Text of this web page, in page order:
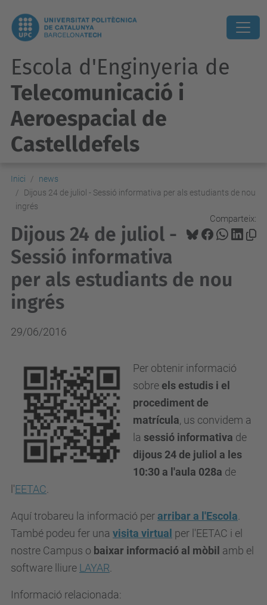
Escola d'Enginyeria de
Telecomunicació i
Aeroespacial de
Castelldefels
Inici
news
Dijous 24 de juliol - Sessió informativa per als estudiants de nou
ingrés
Comparteix:
Dijous 24 de juliol -
Sessió informativa
per als estudiants de nou
ingrés
29/06/2016
Per obtenir informació
sobre els estudis i el
procediment de
matrícula, us convidem a
la sessió informativa de
dijous 24 de juliol a les
10:30 a l'aula 028a de
l'EETAC
Aquí trobareu la informació perarribar a l'Escola
També podeu fer una visita virtual per l'EETAC i el
nostre Campus o baixar informació al mòbil amb el
software lliure LAYAR
Informació relacionada: